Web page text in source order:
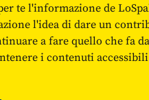
te l'informazione de
l'idea di dare un
a fare quello che fa
i contenuti